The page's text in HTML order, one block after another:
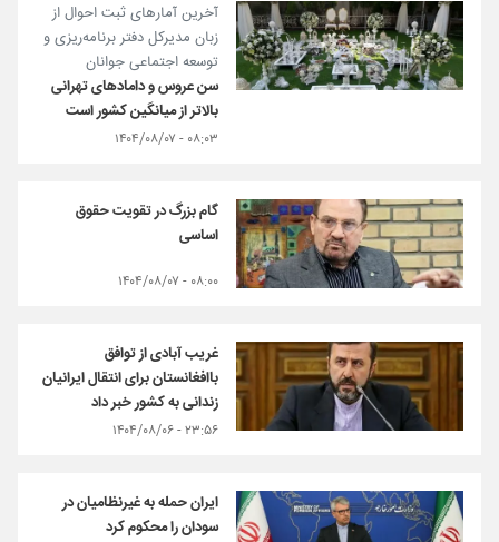
آخرین آمارهای ثبت احوال از
زبان مدیرکل دفتر برنامه‌ریزی و
توسعه اجتماعی جوانان
سن عروس و دامادهای تهرانی
بالاتر از میانگین کشور است
۰۸:۰۳ - ۱۴۰۴/۰۸/۰۷
گام بزرگ در تقویت حقوق
اساسی
۰۸:۰۰ - ۱۴۰۴/۰۸/۰۷
غریب آبادی از توافق
باافغانستان برای انتقال ایرانیان
زندانی به کشور خبر داد
۲۳:۵۶ - ۱۴۰۴/۰۸/۰۶
ایران حمله به غیرنظامیان در
سودان را محکوم کرد